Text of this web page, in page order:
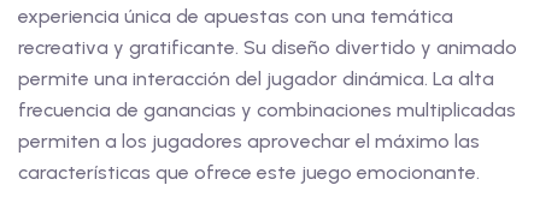
experiencia única de apuestas con una temática
recreativa y gratificante. Su diseño divertido y animado
permite una interacción del jugador dinámica. La alta
frecuencia de ganancias y combinaciones multiplicadas
permiten a los jugadores aprovechar el máximo las
características que ofrece este juego emocionante.